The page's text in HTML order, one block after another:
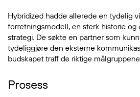
Hybridized hadde allerede en tydelig
forretningsmodell, en sterk historie
strategi. De søkte en partner som
tydeliggjøre den eksterne
budskapet traff de riktige målgruppene.
Prosess